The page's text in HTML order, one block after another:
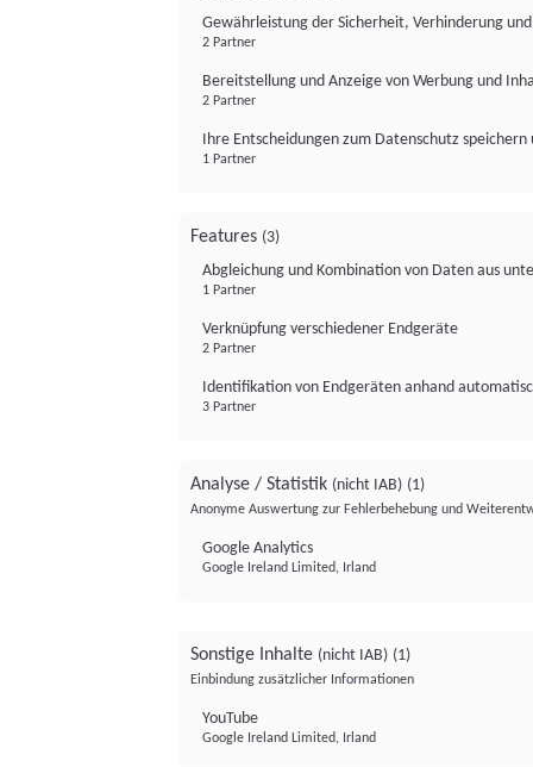
Gewährleistung der Sicherheit, Verhinderung
2 Partner
Bereitstellung und Anzeige von Werbung und
2 Partner
Ihre Entscheidungen zum Datenschutz
1 Partner
Features (3)
Abgleichung und Kombination von Daten aus
1 Partner
Verknüpfung verschiedener Endgeräte
2 Partner
Identifikation von Endgeräten anhand
3 Partner
Analyse / Statistik (nicht IAB) (1)
Anonyme Auswertung zur Fehlerbehebung und
Google Analytics
Google Ireland Limited, Irland
Sonstige Inhalte (nicht IAB) (1)
Einbindung zusätzlicher Informationen
YouTube
Google Ireland Limited, Irland